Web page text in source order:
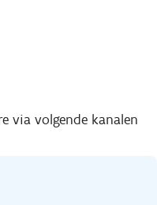
via volgende kanalen